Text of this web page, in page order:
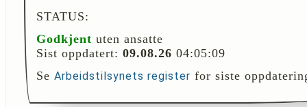
STATUS:
Godkjent uten ansatte
Sist oppdatert: 09.08.26 04:05:09
Se Arbeidstilsynets register for siste